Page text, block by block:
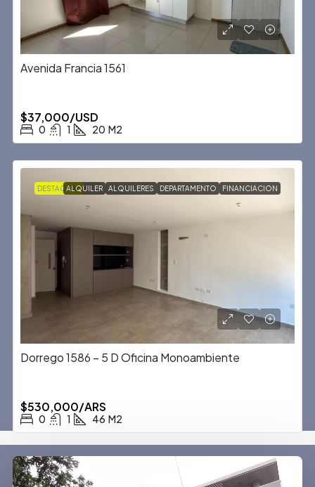
Avenida Francia 1561
$37,000/USD
0 1 20 M2
DESTACADAALQUILER ALQUILERES DEPARTAMENTO FINANCIACION
Dorrego 1586 – 5 D Oficina Monoambiente
$530,000/ARS
0 1 46 M2